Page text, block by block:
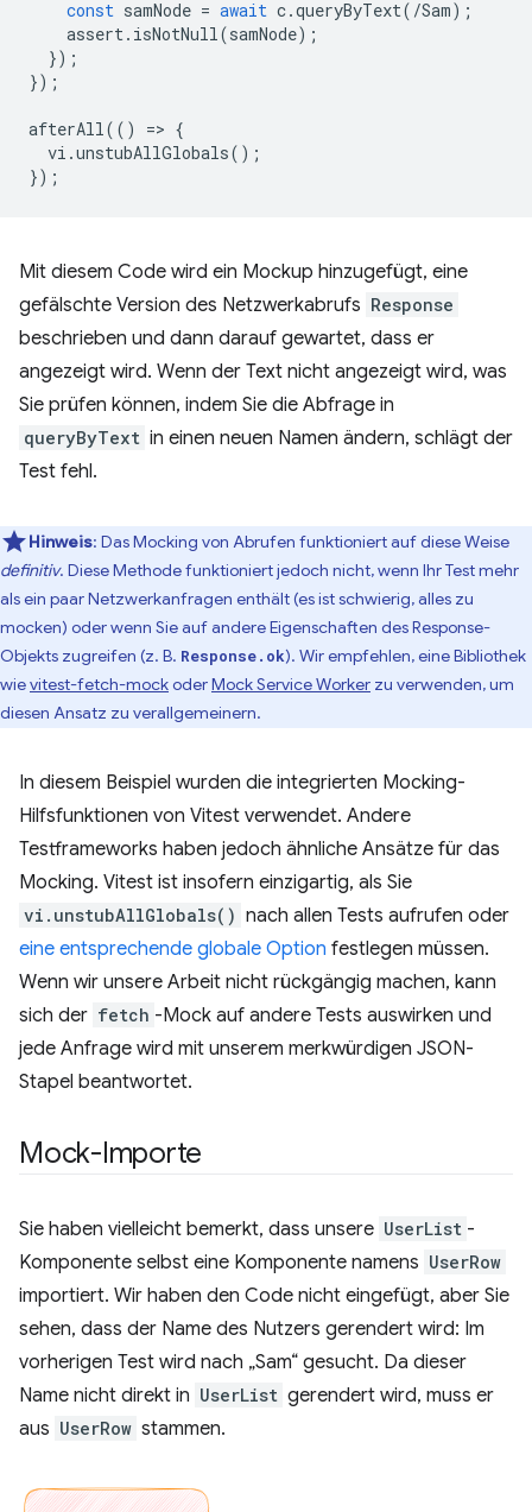
const samNode = await c.queryByText( /Sam);
assert. isNotNull(samNode);
});
});
afterAll(() => {
vi .unstubAllGlobals();
});
Mit diesem Code wird ein Mockup hinzugefügt, eine
gefälschte Version des Netzwerkabrufs Response
beschrieben und dann darauf gewartet, dass er
angezeigt wird. Wenn der Text nicht angezeigt wird, was
Sie prüfen können, indem Sie die Abfrage in
queryByText in einen neuen Namen ändern, schlägt der
Test fehl.
Hinweis: Das Mocking von Abrufen funktioniert auf diese Weise
definitiv. Diese Methode funktioniert jedoch nicht, wenn Ihr Test mehr
als ein paar Netzwerkanfragen enthält (es ist schwierig, alles zu
mocken) oder wenn Sie auf andere Eigenschaften des Response-
Objekts zugreifen (z. B. Response.ok). Wir empfehlen, eine Bibliothek
wievitest-fetch-mockoderMock Service Worker zu verwenden, um
diesen Ansatz zu verallgemeinern.
In diesem Beispiel wurden die integrierten Mocking-
Hilfsfunktionen von Vitest verwendet. Andere
Testframeworks haben jedoch ähnliche Ansätze für das
Mocking. Vitest ist insofern einzigartig, als Sie
vi.unstubAllGlobals() nach allen Tests aufrufen oder
eine entsprechende globale Option festlegen müssen.
Wenn wir unsere Arbeit nicht rückgängig machen, kann
sich der fetch -Mock auf andere Tests auswirken und
jede Anfrage wird mit unserem merkwürdigen JSON-
Stapel beantwortet.
Mock-Importe
Sie haben vielleicht bemerkt, dass unsere UserList -
Komponente selbst eine Komponente namens UserRow
importiert. Wir haben den Code nicht eingefügt, aber Sie
sehen, dass der Name des Nutzers gerendert wird: Im
vorherigen Test wird nach „Sam“ gesucht. Da dieser
Name nicht direkt in UserList gerendert wird, muss er
aus UserRow stammen.